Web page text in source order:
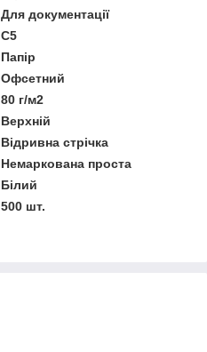
Для документації
C5
Папір
Офсетний
80 г/м2
Верхній
Відривна стрічка
Немаркована проста
Білий
500 шт.